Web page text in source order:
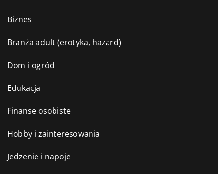
Biznes
Branża adult (erotyka, hazard)
Dom i ogród
Edukacja
Finanse osobiste
Hobby i zainteresowania
Jedzenie i napoje